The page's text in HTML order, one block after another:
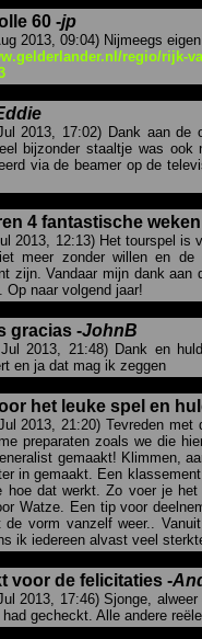
60 -jp
2013, 09:04) Nijmeegs
regio/rijk-
2013, 17:02) Dank aan de
bijzonder staaltje was
via de beamer op de
4 fantastische
2013, 12:13) Het tourspel is
meer zonder willen en
zijn. Vandaar mijn dank
Op naar volgend jaar!
gracias -JohnB
2013, 21:48) Dank en
en ja dat mag ik zeggen
het leuke spel en
2013, 21:20) Tevreden
preparaten zoals we die
gemaakt! Klimmen,
in gemaakt. Een
hoe dat werkt. Zo voer je
Watze. Een tip voor
de vorm vanzelf weer..
ik iedereen alvast veel
voor de felicitaties -
2013, 17:46) Sjonge,
gecheckt. Alle andere